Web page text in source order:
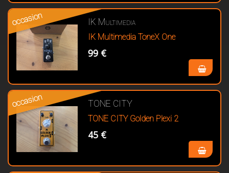
occasion IK Multimedia
IK Multimedia ToneX One
99 €
occasion TONE CITY
TONE CITY Golden Plexi 2
45 €